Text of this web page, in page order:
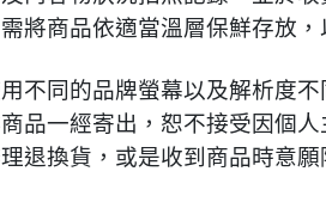
將商品依適當溫層保鮮存放
不同的品牌螢幕以及解析度
品一經寄出，恕不接受因個
退換貨，或是收到商品時意願